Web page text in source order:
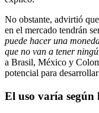
No obstante, advirtió
en el mercado tendrán
puede hacer una
que no van a tener
a Brasil, México y
potencial para
El uso varía según